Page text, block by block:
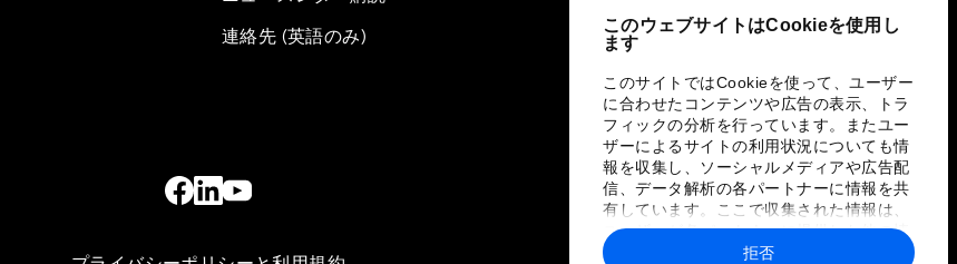
このウェブサイトはCookieを使用し
ます
このサイトではCookieを使って、ユーザー
に合わせたコンテンツや広告の表示、トラ
フィックの分析を行っています。またユー
ザーによるサイトの利用状況についても情
報を収集し、ソーシャルメディアや広告配
信、データ解析の各パートナーに情報を共
有しています。ここで収集された情報は、
ユーザーが各パートナーに提供した他の情
報や各パートナーのサービスを使用した際
拒否
連絡先 (英語のみ)